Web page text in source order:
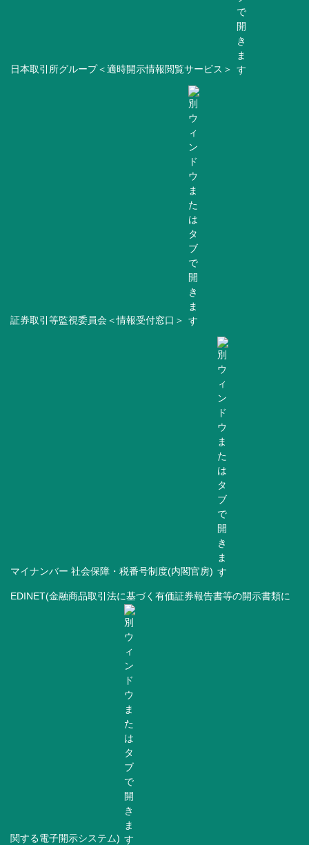
日本取引所グループ＜適時開示情報閲覧サービス＞
証券取引等監視委員会＜情報受付窓口＞
マイナンバー 社会保障・税番号制度(内閣官房)
EDINET(金融商品取引法に基づく有価証券報告書等の開示書類に
関する電子開示システム)